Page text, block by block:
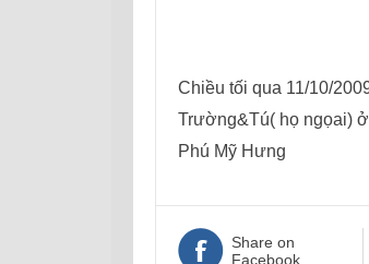
Chiều tối qua 11/10/
Trường&Tú( họ ngọai)
Phú Mỹ Hưng
Share on
Facebook